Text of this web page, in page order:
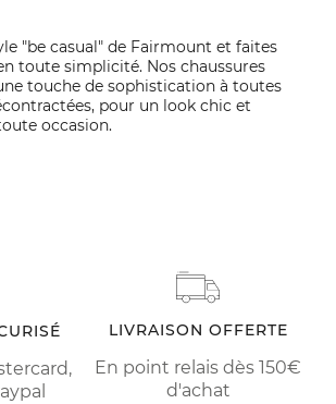
"be casual" de Fairmount et faites
toute simplicité. Nos chaussures
touche de sophistication à toutes
pour un look chic et
occasion.
LIVRAISON OFFERTE
En point relais dès 150€
d'achat